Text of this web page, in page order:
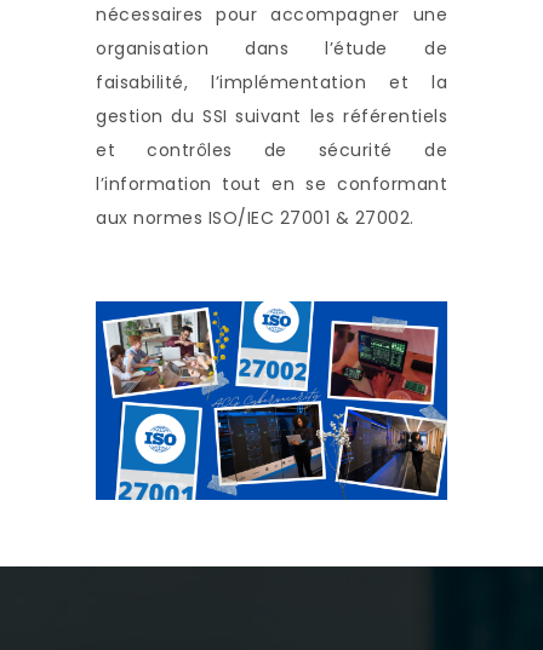
nécessaires pour accompagner une
organisation dans l’étude de
faisabilité, l’implémentation et la
gestion du SSI suivant les référentiels
et contrôles de sécurité de
l’information tout en se conformant
aux normes ISO/IEC 27001 & 27002.